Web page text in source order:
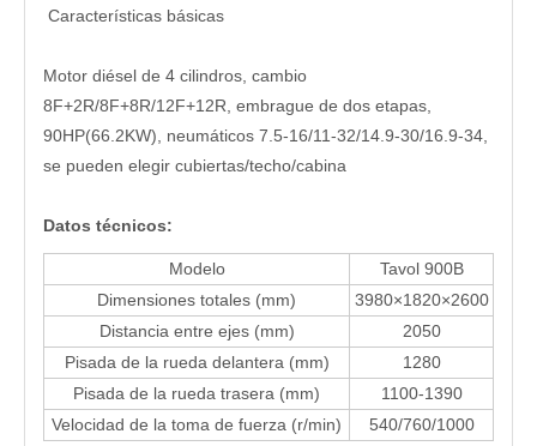
Características básicas
Motor diésel de 4 cilindros, cambio
8F+2R/8F+8R/12F+12R, embrague de dos etapas,
90HP(66.2KW), neumáticos 7.5-16/11-32/14.9-30/16.9-34,
se pueden elegir cubiertas/techo/cabina
Datos técnicos:
Modelo
Tavol 900B
Dimensiones totales (mm)
3980×1820×2600
Distancia entre ejes (mm)
2050
Pisada de la rueda delantera (mm)
1280
Pisada de la rueda trasera (mm)
1100-1390
Velocidad de la toma de fuerza (r/min)
540/760/1000